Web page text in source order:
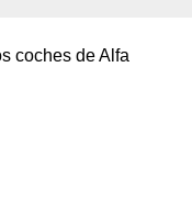
coches de Alfa